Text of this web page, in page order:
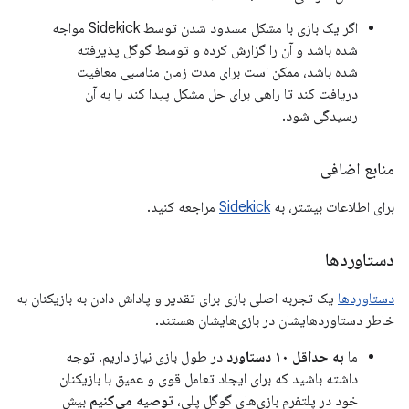
اگر یک بازی با مشکل مسدود شدن توسط Sidekick مواجه
شده باشد و آن را گزارش کرده و توسط گوگل پذیرفته
شده باشد، ممکن است برای مدت زمان مناسبی معافیت
دریافت کند تا راهی برای حل مشکل پیدا کند یا به آن
رسیدگی شود.
منابع اضافی
برای اطلاعات بیشتر، بهSidekick مراجعه کنید.
دستاوردها
دستاوردها یک تجربه اصلی بازی برای تقدیر و پاداش دادن به بازیکنان به
خاطر دستاوردهایشان در بازی‌هایشان هستند.
ما به حداقل ۱۰ دستاورد
در طول بازی نیاز داریم. توجه
داشته باشید که برای ایجاد تعامل قوی و عمیق با بازیکنان
خود در پلتفرم بازی‌های گوگل پلی، توصیه می‌کنیم بیش